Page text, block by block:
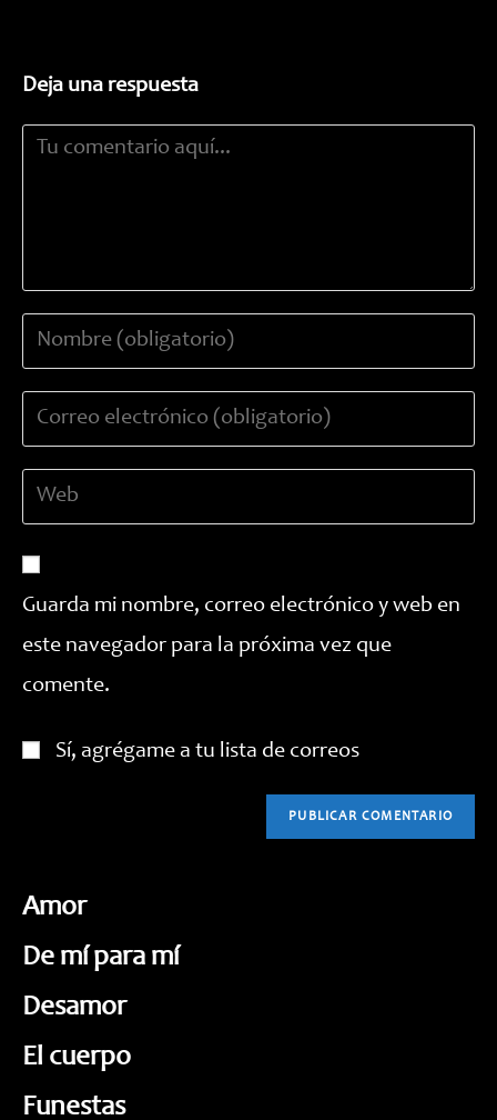
Deja una respuesta
Comentario
usuario
para
de
para
comentar
(opcional)
Guarda mi nombre, correo electrónico y web en
este navegador para la próxima vez que
comente.
Sí, agrégame a tu lista de correos
Amor
De mí para mí
Desamor
El cuerpo
Funestas